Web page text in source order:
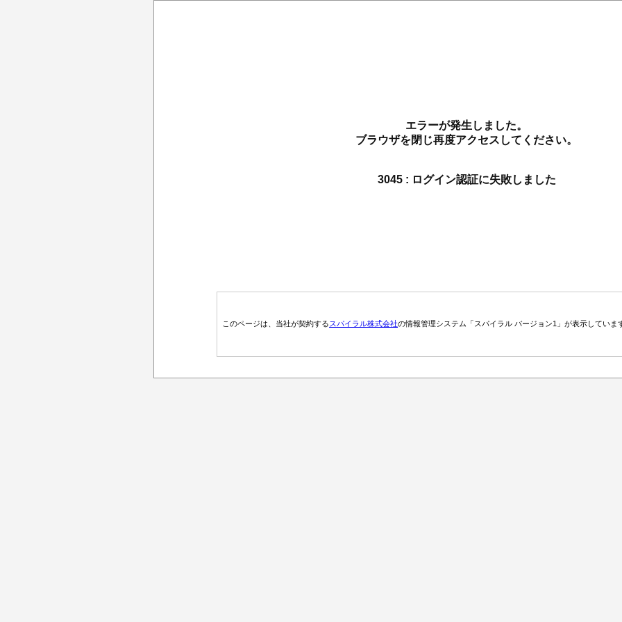
エラーが発生しました。
ブラウザを閉じ再度アクセスしてください。
3045 : ログイン認証に失敗しました
このページは、当社が契約するスパイラル株式会社の情報管理システム「スパイラル バージョン1」が表示していま